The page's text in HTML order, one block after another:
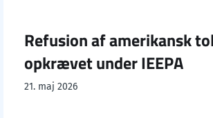
Refusion af amerikansk told
opkrævet under IEEPA
21. maj 2026